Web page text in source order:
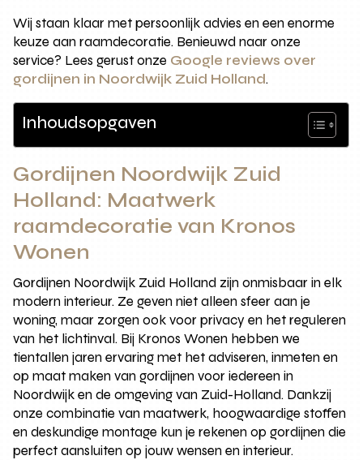
Wij staan klaar met persoonlijk advies en een enorme
keuze aan raamdecoratie. Benieuwd naar onze
service? Lees gerust onze Google reviews over
gordijnen in Noordwijk Zuid Holland.
Inhoudsopgaven
Gordijnen Noordwijk Zuid
Holland: Maatwerk
raamdecoratie van Kronos
Wonen
Gordijnen Noordwijk Zuid Holland zijn onmisbaar in elk
modern interieur. Ze geven niet alleen sfeer aan je
woning, maar zorgen ook voor privacy en het reguleren
van het lichtinval. Bij Kronos Wonen hebben we
tientallen jaren ervaring met het adviseren, inmeten en
op maat maken van gordijnen voor iedereen in
Noordwijk en de omgeving van Zuid-Holland. Dankzij
onze combinatie van maatwerk, hoogwaardige stoffen
en deskundige montage kun je rekenen op gordijnen die
perfect aansluiten op jouw wensen en interieur.